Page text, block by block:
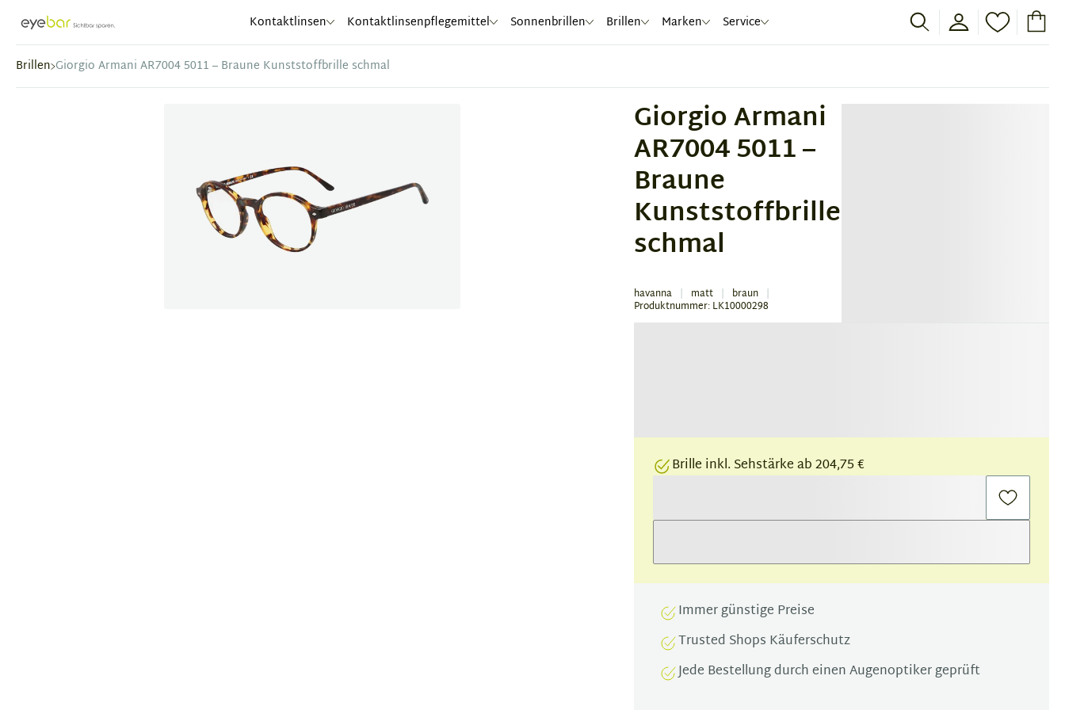
Abele Optic Kontaktlinsen Kontaktlinsenpflegemittel Sonnenbrillen Brillen Marken Service
Brillen Giorgio Armani AR7004 5011 – Braune Kunststoffbrille schmal
Giorgio Armani
AR7004 5011 –
Braune
Kunststoffbrille
schmal
havanna matt braun
Produktnummer: LK10000298
Brille inkl. Sehstärke ab 204,75 €
Immer günstige Preise
Trusted Shops Käuferschutz
Jede Bestellung durch einen Augenoptiker geprüft